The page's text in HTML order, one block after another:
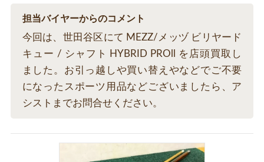
担当バイヤーからのコメント
今回は、世田谷区にて MEZZ/メッヅ ビリヤード
キュー / シャフト HYBRID PROll を店頭買取し
ました。お引っ越しや買い替えやなどでご不要
になったスポーツ用品などございましたら、ア
シストまでお問合せください。